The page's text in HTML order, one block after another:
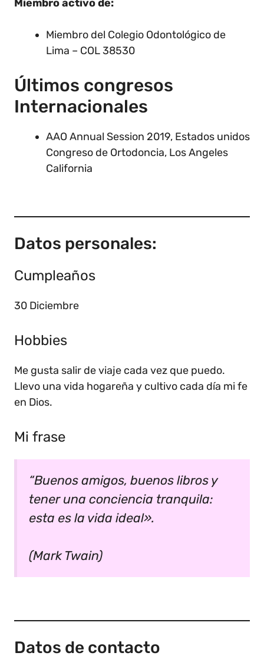
Miembro activo de:
Miembro del Colegio Odontológico de
Lima – COL 38530
Últimos congresos
Internacionales
AAO Annual Session 2019, Estados unidos
Congreso de Ortodoncia, Los Angeles
California
Datos personales:
Cumpleaños
30 Diciembre
Hobbies
Me gusta salir de viaje cada vez que puedo.
Llevo una vida hogareña y cultivo cada día mi fe
en Dios.
Mi frase
“Buenos amigos, buenos libros y
tener una conciencia tranquila:
esta es la vida ideal».
(Mark Twain)
Datos de contacto